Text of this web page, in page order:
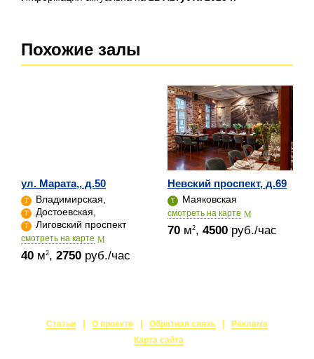
Похожие залы
ул. Марата,, д.50
Владимирская,
Достоевская,
Лиговский проспект
cмотреть на карте
40 м2, 2750 руб./час
Невский проспект, д.69
Маяковская
cмотреть на карте
70 м2, 4500 руб./час
Статьи О проекте Обратная связь
Реклама
Карта сайта